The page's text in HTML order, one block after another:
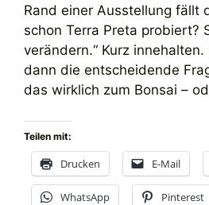
Rand einer Ausstellung fällt
schon Terra Preta probiert?
verändern.“ Kurz
dann die entscheidende
das wirklich zum Bonsai –
Teilen mit:
Drucken E-Mail
WhatsApp Pinterest